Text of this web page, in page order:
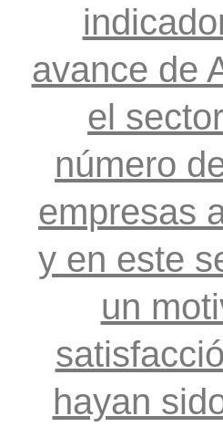
avance de
el
número
empresas
y en este
un
hayan